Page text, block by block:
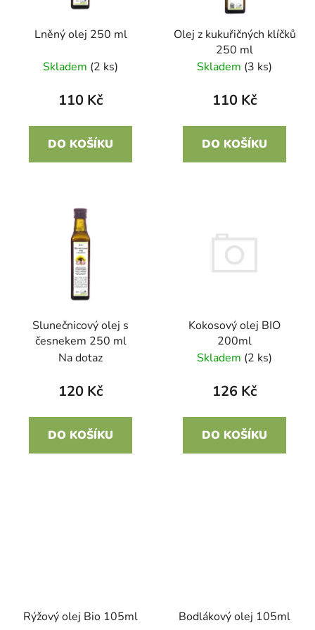
Lněný olej 250 ml
Skladem (2 ks)
110 Kč
DO KOŠÍKU
Olej z kukuřičných klíčků
250 ml
Skladem (3 ks)
110 Kč
DO KOŠÍKU
Slunečnicový olej s
česnekem 250 ml
Na dotaz
120 Kč
DO KOŠÍKU
Kokosový olej BIO
200ml
Skladem (2 ks)
126 Kč
DO KOŠÍKU
Rýžový olej Bio 105ml Bodlákový olej 105ml